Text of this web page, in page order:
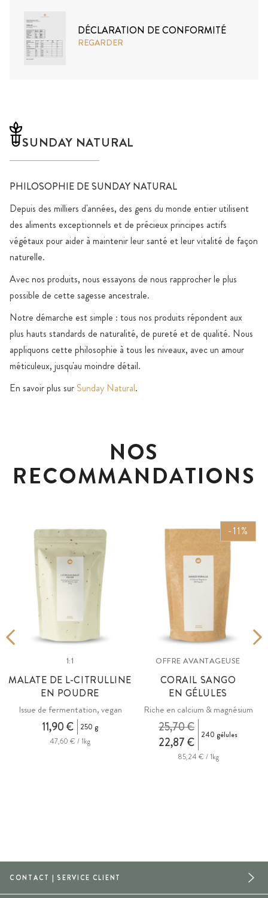
DÉCLARATION DE CONFORMITÉ
REGARDER
SUNDAY NATURAL
PHILOSOPHIE DE SUNDAY NATURAL
Depuis des milliers d'années, des gens du monde entier utilisent
des aliments exceptionnels et de précieux principes actifs
végétaux pour aider à maintenir leur santé et leur vitalité de façon
naturelle.
Avec nos produits, nous essayons de nous rapprocher le plus
possible de cette sagesse ancestrale.
Notre démarche est simple : tous nos produits répondent aux
plus hauts standards de naturalité, de pureté et de qualité. Nous
appliquons cette philosophie à tous les niveaux, avec un amour
méticuleux, jusqu'au moindre détail.
En savoir plus sur Sunday Natural.
NOS
RECOMMANDATIONS
1:1
MALATE DE L-CITRULLINE
EN POUDRE
Issue de fermentation, vegan
11,90 €
250 g
47,60 € / 1kg
-11%
OFFRE AVANTAGEUSE
CORAIL SANGO
EN GÉLULES
Riche en calcium & magnésium
22,87 €
25,70 € 240 gélules
85,24 € / 1kg
CONTACT | SERVICE CLIENT